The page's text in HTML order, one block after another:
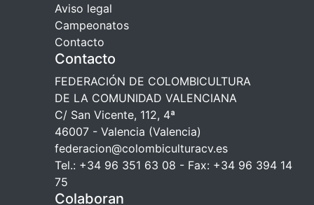
Aviso legal
Campeonatos
Contacto
Contacto
FEDERACIÓN DE COLOMBICULTURA
DE LA COMUNIDAD VALENCIANA
C/ San Vicente, 112, 4ª
46007 - Valencia (Valencia)
federacion@colombiculturacv.es
Tel.: +34 96 351 63 08 - Fax: +34 96 394 14
75
Colaboran